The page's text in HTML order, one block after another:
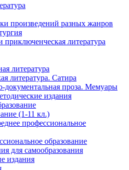
произведений разных жанров
приключенческая литература
литература
литература. Сатира
документальная проза. Мемуары
издания
(1-11 кл.)
профессиональное
образование
для самообразования
издания